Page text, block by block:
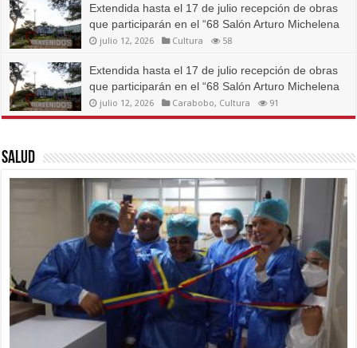
julio 23, 2026 Carabobo, Carabobo Sostenible,Cultura 362
Extendida hasta el 17 de julio recepción de obras
que participarán en el “68 Salón Arturo Michelena
julio 12, 2026 Cultura 58
Extendida hasta el 17 de julio recepción de obras
que participarán en el “68 Salón Arturo Michelena
julio 12, 2026 Carabobo, Cultura 91
Salud